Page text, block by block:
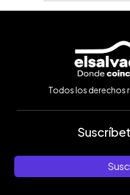
Todos los derechos